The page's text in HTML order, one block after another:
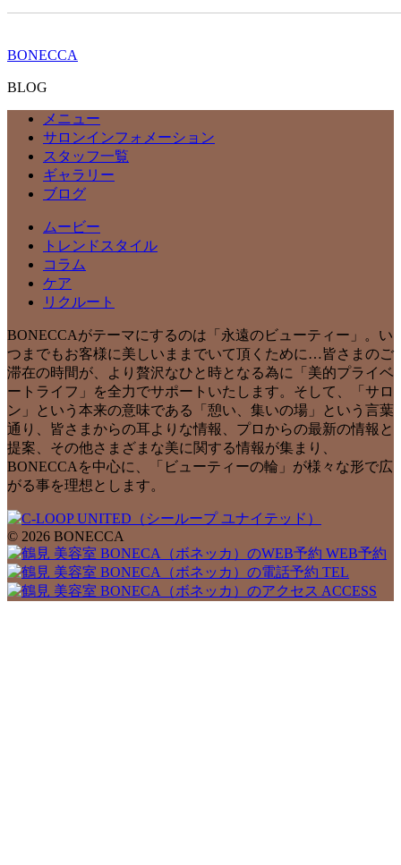
BONECCA
BLOG
メニュー
サロンインフォメーション
スタッフ一覧
ギャラリー
ブログ
ムービー
トレンドスタイル
コラム
ケア
リクルート
BONECCAがテーマにするのは「永遠のビューティー」。い
つまでもお客様に美しいままでいて頂くために…皆さまのご
滞在の時間が、より贅沢なひと時となる為に「美的プライベ
ートライフ」を全力でサポートいたします。そして、「サロ
ン」という本来の意味である「憩い、集いの場」という言葉
通り、皆さまからの耳よりな情報、プロからの最新の情報と
提案、その他さまざまな美に関する情報が集まり、
BONECCAを中心に、「ビューティーの輪」が様々な形で広
がる事を理想とします。
© 2026 BONECCA
WEB予約
TEL
ACCESS